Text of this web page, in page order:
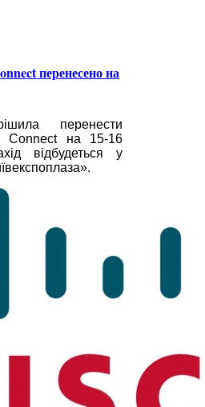
перенесено на
перенести
Connect на 15-16
відбудеться у